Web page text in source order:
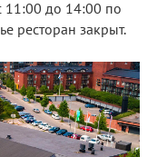
11:00 до 14:00 по
ресторан закрыт.